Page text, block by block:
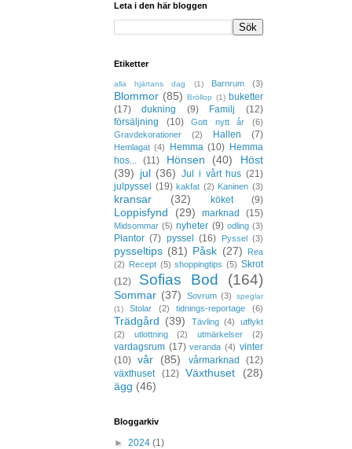
Leta i den här bloggen
Etiketter
alla hjärtans dag (1) Barnrum (3)
Blommor (85) Bröllop (1) buketter
(17)
dukning (9) Familj
(12)
försäljning
(10) Gott nytt år
(6)
Gravdekorationer
(2) Hallen (7)
Hemlagat (4) Hemma (10) Hemma
hos...
(11) Hönsen (40)
Höst
(39) jul (36) Jul i vårt hus (21)
julpyssel
(19) kakfat (2) Kaninen (3)
kransar (32) köket (9)
Loppisfynd (29) marknad (15)
Midsommar (5) nyheter (9) odling (3)
Plantor (7) pyssel (16) Pyssel (3)
pysseltips (81) Påsk (27)
Rea
(2) Recept (5) shoppingtips (5) Skrot
(12)
Sofias Bod (164)
Sommar (37) Sovrum (3)
speglar
(1)
Stolar (2) tidnings-reportage (6)
Trädgård (39) Tävling (4)
utflykt
(2)
utlottning (2) utmärkelser (2)
vardagsrum (17) veranda (4) vinter
(10) vår (85) vårmarknad
(12)
växthuset
(12) Växthuset
(28)
ägg (46)
Bloggarkiv
► 2024 (1)